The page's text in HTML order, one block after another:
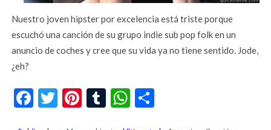
Nuestro joven hipster por excelencia está triste porque
escuchó una canción de su grupo indie sub pop folk en un
anuncio de coches y cree que su vida ya no tiene sentido. Jode,
¿eh?
Facebook
Twitter
Pinterest
TumblrWhatsApp